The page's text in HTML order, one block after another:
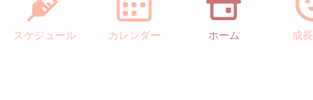
スケジュール カレンダー ホーム 成